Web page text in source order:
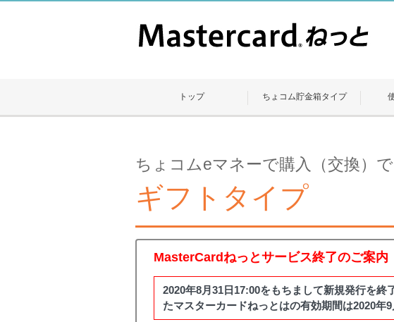
トップ ちょコム貯金箱タイプ
ちょコムeマネーで購入（交換）
ギフトタイプ
MasterCardねっとサービス終了のご案内
2020年8月31日17:00をもちまして新規発行を
たマスターカードねっとはの有効期間は2020年9